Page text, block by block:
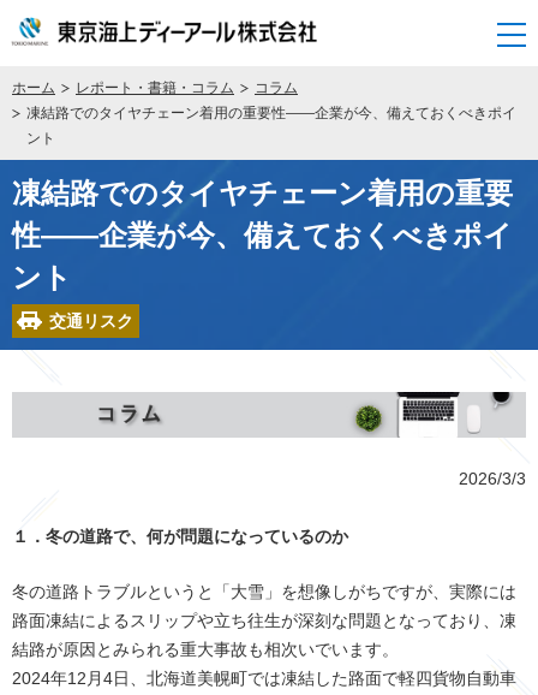
開く
ホーム レポート・書籍・コラム
コラム
凍結路でのタイヤチェーン着用の重要性――企業が今、備えておくべきポイ
ント
凍結路でのタイヤチェーン着用の重要
性――企業が今、備えておくべきポイ
ント
交通リスク
2026/3/3
１．冬の道路で、何が問題になっているのか
冬の道路トラブルというと「大雪」を想像しがちですが、実際には
路面凍結によるスリップや立ち往生が深刻な問題となっており、凍
結路が原因とみられる重大事故も相次いでいます。
2024年12月4日、北海道美幌町では凍結した路面で軽四貨物自動車